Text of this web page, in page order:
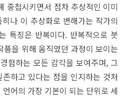
중첩시키면서 점차 추상적인 이미
나 이 추상화로 변해가는 작가의
특징은 반복이다. 반복적으로 붓
을 위해 움직였던 과정이 보이는
험하는 모든 감각을 보여주며, 그
하고 있다는 점을 인지하는 것처
어의 가장 기본이 되는 단위로 세